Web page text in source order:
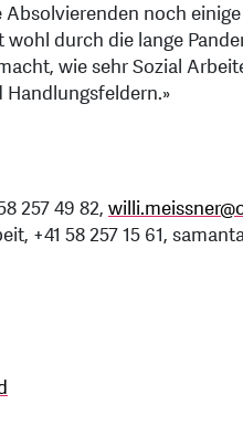
noch
durch die lange
wie sehr Sozial
257 49 82, willi.meissner@
+41 58 257 15 61,